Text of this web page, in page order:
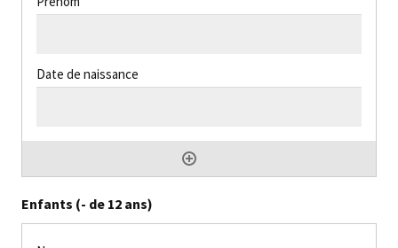
Enfants (- de 12 ans)